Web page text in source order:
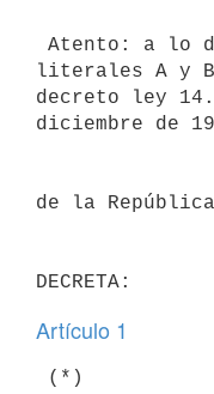
literales A y
decreto ley
diciembre de
de la República
Artículo 1